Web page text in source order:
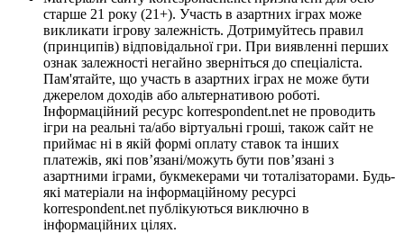
старше 21 року (21+). Участь в азартних іграх може
викликати ігрову залежність. Дотримуйтесь правил
(принципів) відповідальної гри. При виявленні перших
ознак залежності негайно зверніться до спеціаліста.
Пам'ятайте, що участь в азартних іграх не може бути
джерелом доходів або альтернативою роботі.
Інформаційний ресурс korrespondent.net не проводить
ігри на реальні та/або віртуальні гроші, також сайт не
приймає ні в якій формі оплату ставок та інших
платежів, які пов’язані/можуть бути пов’язані з
азартними іграми, букмекерами чи тоталізаторами. Будь-
які матеріали на інформаційному ресурсі
korrespondent.net публікуються виключно в
інформаційних цілях.